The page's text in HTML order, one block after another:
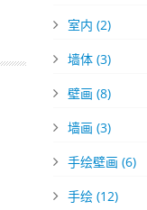
室内 (2)
墙体(3)
壁画 (8)
墙画 (3)
手绘壁画 (6)
手绘(12)